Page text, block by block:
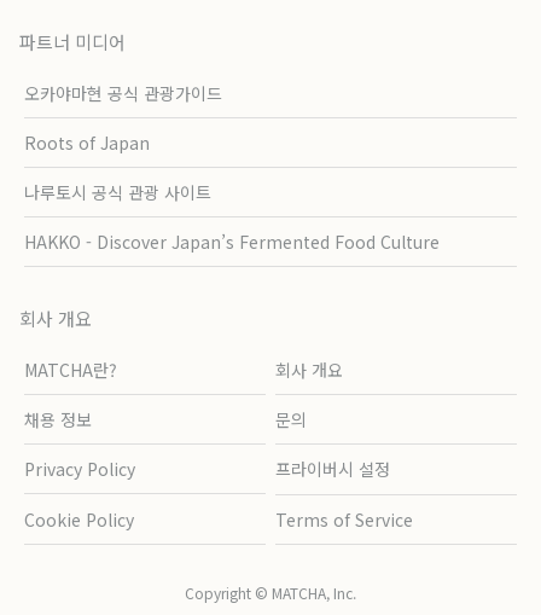
파트너 미디어
오카야마현 공식 관광가이드
Roots of Japan
나루토시 공식 관광 사이트
HAKKO - Discover Japan’s Fermented Food Culture
회사 개요
MATCHA란? 회사 개요
채용 정보 문의
Privacy Policy 프라이버시 설정
Cookie Policy Terms of Service
Copyright © MATCHA, Inc.